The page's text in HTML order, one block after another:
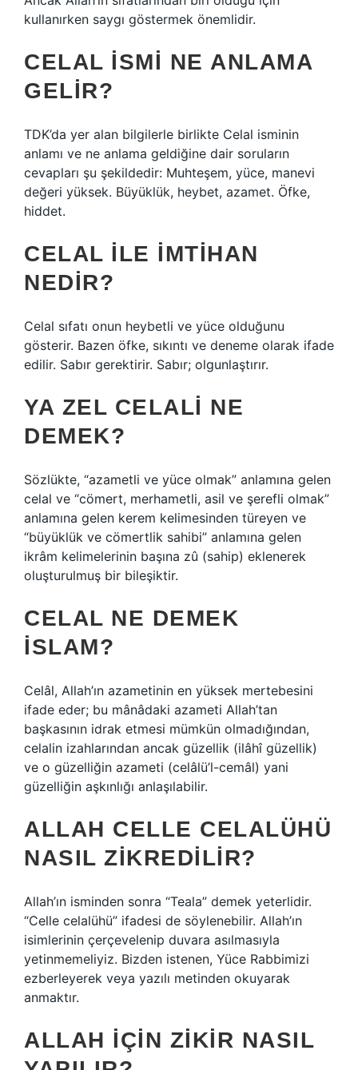
kullanırken saygı göstermek önemlidir.
CELAL ISMI NE ANLAMA
GELIR?
TDK’da yer alan bilgilerle birlikte Celal isminin
anlamı ve ne anlama geldiğine dair soruların
cevapları şu şekildedir: Muhteşem, yüce, manevi
değeri yüksek. Büyüklük, heybet, azamet. Öfke,
hiddet.
CELAL ILE IMTIHAN
NEDIR?
Celal sıfatı onun heybetli ve yüce olduğunu
gösterir. Bazen öfke, sıkıntı ve deneme olarak ifade
edilir. Sabır gerektirir. Sabır; olgunlaştırır.
YA ZEL CELALI NE
DEMEK?
Sözlükte, “azametli ve yüce olmak” anlamına gelen
celal ve “cömert, merhametli, asil ve şerefli olmak”
anlamına gelen kerem kelimesinden türeyen ve
“büyüklük ve cömertlik sahibi” anlamına gelen
ikrâm kelimelerinin başına zû (sahip) eklenerek
oluşturulmuş bir bileşiktir.
CELAL NE DEMEK
ISLAM?
Celâl, Allah’ın azametinin en yüksek mertebesini
ifade eder; bu mânâdaki azameti Allah’tan
başkasının idrak etmesi mümkün olmadığından,
celalin izahlarından ancak güzellik (ilâhî güzellik)
ve o güzelliğin azameti (celâlü’l-cemâl) yani
güzelliğin aşkınlığı anlaşılabilir.
ALLAH CELLE CELALÜHÜ
NASIL ZIKREDILIR?
Allah’ın isminden sonra “Teala” demek yeterlidir.
“Celle celalühü” ifadesi de söylenebilir. Allah’ın
isimlerinin çerçevelenip duvara asılmasıyla
yetinmemeliyiz. Bizden istenen, Yüce Rabbimizi
ezberleyerek veya yazılı metinden okuyarak
anmaktır.
ALLAH IÇIN ZIKIR NASIL